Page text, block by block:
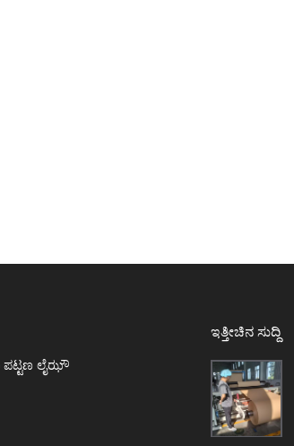
ಪಟ್ಟಣ ಲೈಝೌ
ಇತ್ತೀಚಿನ ಸುದ್ದಿ
07/04/26